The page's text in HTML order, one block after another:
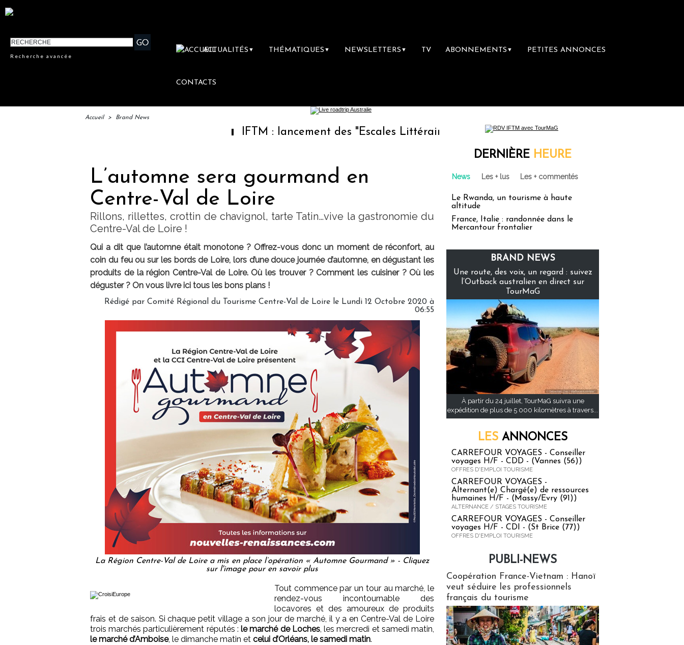
Recherche avancée
ACTUALITÉS ▼ THÉMATIQUES ▼ NEWSLETTERS ▼ TV ABONNEMENTS ▼ PETITES ANNONCES
CONTACTS
Accueil > Brand News
IFTM : lancement des "Escales Littéraires", la première librairie du voyage
L’automne sera gourmand en
Centre-Val de Loire
Rillons, rillettes, crottin de chavignol, tarte Tatin…vive la gastronomie du
Centre-Val de Loire !
Qui a dit que l’automne était monotone ? Offrez-vous donc un moment de réconfort, au
coin du feu ou sur les bords de Loire, lors d’une douce journée d’automne, en dégustant les
produits de la région Centre-Val de Loire. Où les trouver ? Comment les cuisiner ? Où les
déguster ? On vous livre ici tous les bons plans !
Rédigé par Comité Régional du Tourisme Centre-Val de Loire le Lundi 12 Octobre 2020 à
06:55
La Région Centre-Val de Loire a mis en place l’opération « Automne Gourmand » - Cliquez
sur l'image pour en savoir plus
Tout commence par un tour au marché, le
rendez-vous incontournable des
locavores et des amoureux de produits
frais et de saison. Si chaque petit village a son jour de marché, il y a en Centre-Val de Loire
trois marchés particulièrement réputés :le marché de Loches, les mercredi et samedi matin,
le marché d’Amboise, le dimanche matin et celui d’Orléans, le samedi matin.
DERNIÈRE HEURE
News Les + lus Les + commentés
Le Rwanda, un tourisme à haute
altitude
France, Italie : randonnée dans le
Mercantour frontalier
BRAND NEWS
Une route, des voix, un regard : suivez
l’Outback australien en direct sur
TourMaG
À partir du 24 juillet, TourMaG suivra une
expédition de plus de 5 000 kilomètres à travers...
LES ANNONCES
CARREFOUR VOYAGES - Conseiller
voyages H/F - CDD - (Vannes (56))
OFFRES D'EMPLOI TOURISME
CARREFOUR VOYAGES -
Alternant(e) Chargé(e) de ressources
humaines H/F - (Massy/Evry (91))
ALTERNANCE / STAGES TOURISME
CARREFOUR VOYAGES - Conseiller
voyages H/F - CDI - (St Brice (77))
OFFRES D'EMPLOI TOURISME
PUBLI-NEWS
Coopération France-Vietnam : Hanoï
veut séduire les professionnels
français du tourisme